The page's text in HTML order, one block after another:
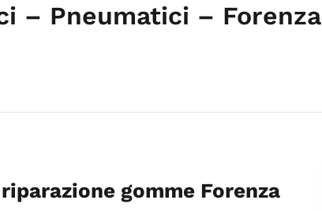
– Pneumatici – Forenza
gomme Forenza